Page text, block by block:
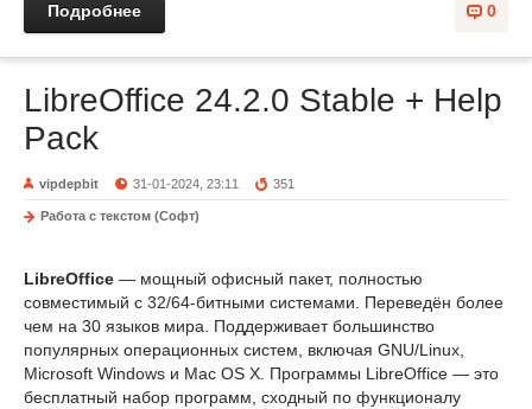
0
Подробнее
LibreOffice 24.2.0 Stable + Help
Pack
vipdepbit 31-01-2024, 23:11 351
Работа с текстом (Софт)
LibreOffice — мощный офисный пакет, полностью
совместимый с 32/64-битными системами. Переведён более
чем на 30 языков мира. Поддерживает большинство
популярных операционных систем, включая GNU/Linux,
Microsoft Windows и Mac OS X. Программы LibreOffice — это
бесплатный набор программ, сходный по функционалу